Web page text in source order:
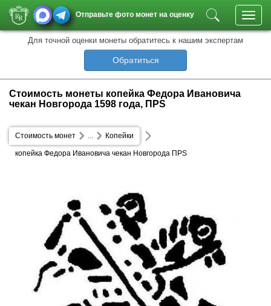
Отправьте фото монет на оценку
Для точной оценки монеты обратитесь к нашим экспертам
Обратиться
Стоимость монеты копейка Федора Ивановича
чекан Новгорода 1598 года, ПРS
Стоимость монет Копейки
...
копейка Федора Ивановича чекан Новгорода ПРS